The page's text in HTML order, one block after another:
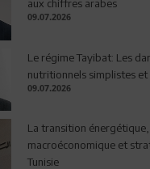
aux chiffres arabes
09.07.2026
Le régime Tayibat: Les
nutritionnels simplistes et
09.07.2026
La transition
macroéconomique et
Tunisie